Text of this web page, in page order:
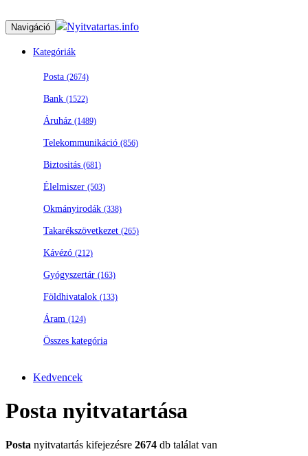
Navigáció Nyitvatartas.info
Kategóriák
Posta (2674)
Bank (1522)
Áruház (1489)
Telekommunikáció (856)
Biztositás (681)
Élelmiszer (503)
Okmányirodák (338)
Takarékszövetkezet (265)
Kávézó (212)
Gyógyszertár (163)
Földhivatalok (133)
Áram (124)
Összes kategória
Kedvencek
Posta nyitvatartása
Posta nyitvatartás kifejezésre 2674 db találat van